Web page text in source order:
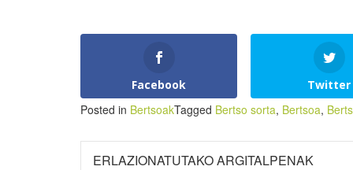
Facebook Twitter
Posted in BertsoakTagged Bertso sorta, Bertsoa,
ERLAZIONATUTAKO ARGITALPENAK